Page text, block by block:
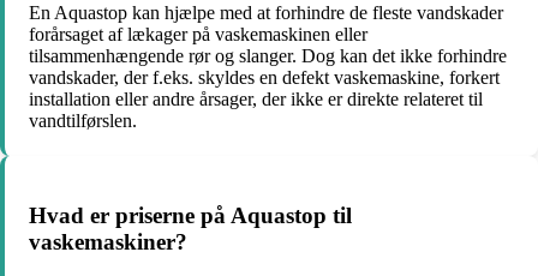
En Aquastop kan hjælpe med at forhindre de fleste vandskader
forårsaget af lækager på vaskemaskinen eller
tilsammenhængende rør og slanger. Dog kan det ikke forhindre
vandskader, der f.eks. skyldes en defekt vaskemaskine, forkert
installation eller andre årsager, der ikke er direkte relateret til
vandtilførslen.
Hvad er priserne på Aquastop til
vaskemaskiner?